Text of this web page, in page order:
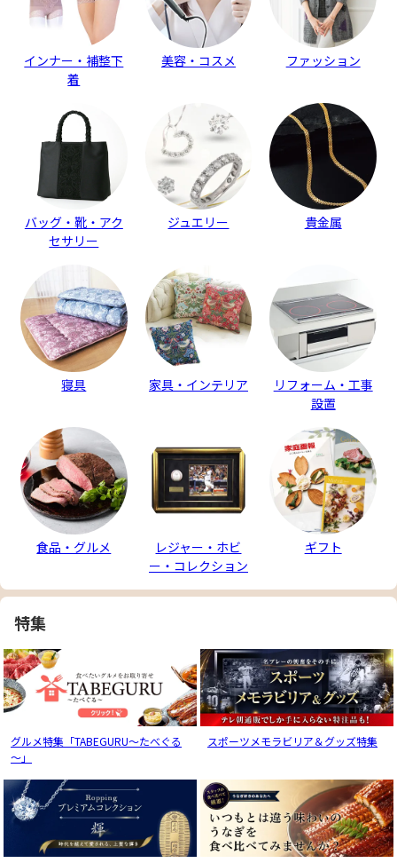
インナー・補整下
着
美容・コスメ ファッション
バッグ・靴・アク
セサリー
ジュエリー 貴金属
寝具 家具・インテリア
リフォーム・工事
設置
食品・グルメ
レジャー・ホビ
ー・コレクション
ギフト
特集
グルメ特集「TABEGURU～たべぐる
～」
スポーツメモラビリア＆グッズ特集